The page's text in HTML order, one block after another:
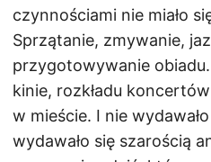
czynnościami nie miało
Sprzątanie, zmywanie,
przygotowywanie
kinie, rozkładu
w mieście. I nie
wydawało się szarością